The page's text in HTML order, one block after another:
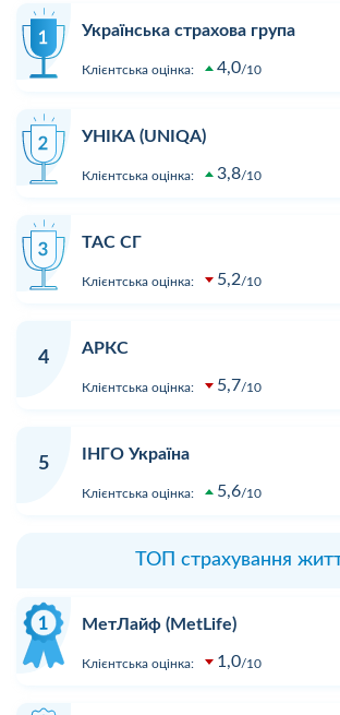
Українська страхова група
Клієнтська оцінка: 4,0 10
УНІКА (UNIQA)
Клієнтська оцінка: 3,8 10
ТАС СГ
Клієнтська оцінка: 5,2 10
4
АРКС
Клієнтська оцінка: 5,7 10
5
ІНГО Україна
Клієнтська оцінка: 5,6 10
ТОП страхування
МетЛайф (MetLife)
Клієнтська оцінка: 1,0 10